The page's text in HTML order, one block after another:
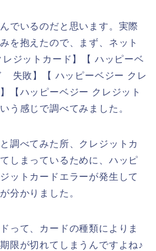
でいるのだと思います。実際
を抱えたので、まず、ネット
ジットカード】【 ハッピーベ
失敗】【 ハッピーベジー クレ
【ハッピーベジー クレジット
う感じで調べてみました。
調べてみた所、クレジットカ
しまっているために、ハッピ
ットカードエラーが発生して
分かりました。
って、カードの種類によりま
限が切れてしまうんですよね♪